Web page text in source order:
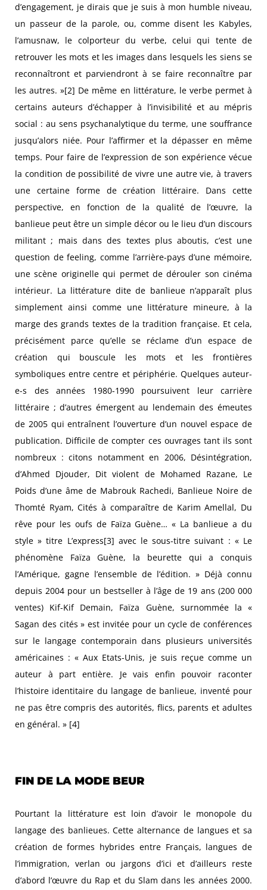
d’engagement, je dirais que je suis à mon humble niveau,
un passeur de la parole, ou, comme disent les Kabyles,
l’amusnaw, le colporteur du verbe, celui qui tente de
retrouver les mots et les images dans lesquels les siens se
reconnaîtront et parviendront à se faire reconnaître par
les autres. »[2] De même en littérature, le verbe permet à
certains auteurs d’échapper à l’invisibilité et au mépris
social : au sens psychanalytique du terme, une souffrance
jusqu’alors niée. Pour l’affirmer et la dépasser en même
temps. Pour faire de l’expression de son expérience vécue
la condition de possibilité de vivre une autre vie, à travers
une certaine forme de création littéraire. Dans cette
perspective, en fonction de la qualité de l’œuvre, la
banlieue peut être un simple décor ou le lieu d’un discours
militant ; mais dans des textes plus aboutis, c’est une
question de feeling, comme l’arrière-pays d’une mémoire,
une scène originelle qui permet de dérouler son cinéma
intérieur. La littérature dite de banlieue n’apparaît plus
simplement ainsi comme une littérature mineure, à la
marge des grands textes de la tradition française. Et cela,
précisément parce qu’elle se réclame d’un espace de
création qui bouscule les mots et les frontières
symboliques entre centre et périphérie. Quelques auteur-
e-s des années 1980-1990 poursuivent leur carrière
littéraire ; d’autres émergent au lendemain des émeutes
de 2005 qui entraînent l’ouverture d’un nouvel espace de
publication. Difficile de compter ces ouvrages tant ils sont
nombreux : citons notamment en 2006, Désintégration,
d’Ahmed Djouder, Dit violent de Mohamed Razane, Le
Poids d’une âme de Mabrouk Rachedi, Banlieue Noire de
Thomté Ryam, Cités à comparaître de Karim Amellal, Du
rêve pour les oufs de Faïza Guène… « La banlieue a du
style » titre L’express[3] avec le sous-titre suivant : « Le
phénomène Faïza Guène, la beurette qui a conquis
l’Amérique, gagne l’ensemble de l’édition. » Déjà connu
depuis 2004 pour un bestseller à l’âge de 19 ans (200 000
ventes) Kif-Kif Demain, Faïza Guène, surnommée la «
Sagan des cités » est invitée pour un cycle de conférences
sur le langage contemporain dans plusieurs universités
américaines : « Aux Etats-Unis, je suis reçue comme un
auteur à part entière. Je vais enfin pouvoir raconter
l’histoire identitaire du langage de banlieue, inventé pour
ne pas être compris des autorités, flics, parents et adultes
en général. » [4]
FIN DE LA MODE BEUR
Pourtant la littérature est loin d’avoir le monopole du
langage des banlieues. Cette alternance de langues et sa
création de formes hybrides entre Français, langues de
l’immigration, verlan ou jargons d’ici et d’ailleurs reste
d’abord l’œuvre du Rap et du Slam dans les années 2000.